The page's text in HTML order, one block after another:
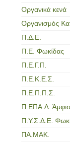
Οργανικά κενά
Οργανισμός
Π.Δ.Ε.
Π.Ε. Φωκίδας
Π.Ε.Γ.Π.
Π.Ε.Κ.Ε.Σ.
Π.Ε.Π.Π.Σ.
Π.ΕΠΑ.Λ.
Π.Υ.Σ.Δ.Ε.
ΠΑ.ΜΑΚ.